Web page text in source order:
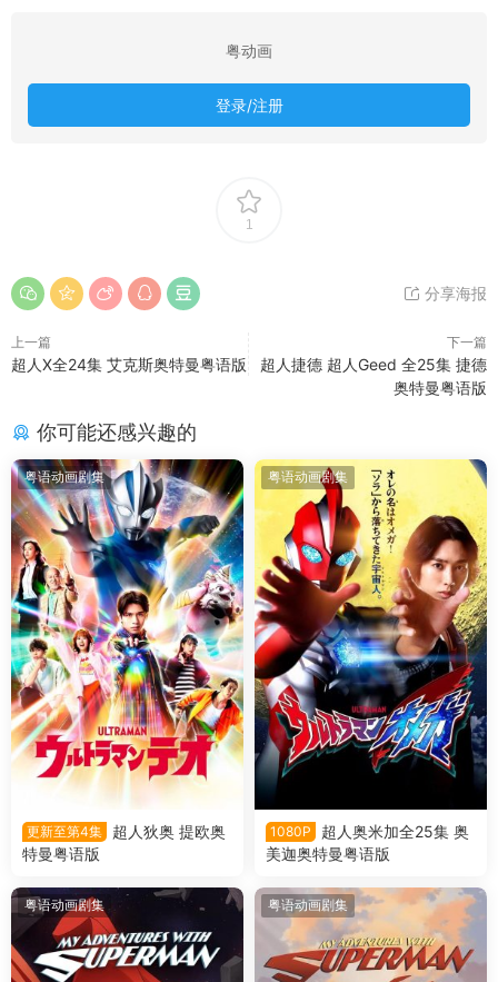
粤动画
登录/注册
1
分享海报
上一篇
超人X全24集 艾克斯奥特曼粤语版
下一篇
超人捷德 超人Geed 全25集 捷德
奥特曼粤语版
你可能还感兴趣的
粤语动画剧集
更新至第4集
超人狄奥 提欧奥
特曼粤语版
粤语动画剧集
1080P
超人奥米加全25集 奥
美迦奥特曼粤语版
粤语动画剧集 粤语动画剧集